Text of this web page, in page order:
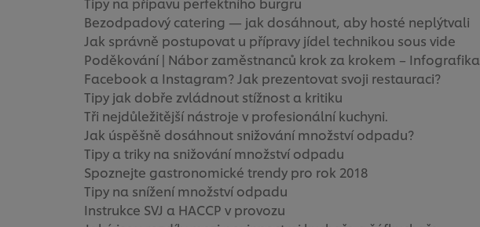
Bezodpadový catering — jak dosáhnout, aby hosté neplýtvali
Jak správně postupovat u přípravy jídel technikou sous vide
Poděkování | Nábor zaměstnanců krok za krokem – Infografika
Facebook a Instagram? Jak prezentovat svoji restauraci?
Tipy jak dobře zvládnout stížnost a kritiku
Tři nejdůležitější nástroje v profesionální kuchyni.
Jak úspěšně dosáhnout snižování množství odpadu?
Tipy a triky na snižování množství odpadu
Spoznejte gastronomické trendy pro rok 2018
Tipy na snížení množství odpadu
Instrukce SVJ a HACCP v provozu